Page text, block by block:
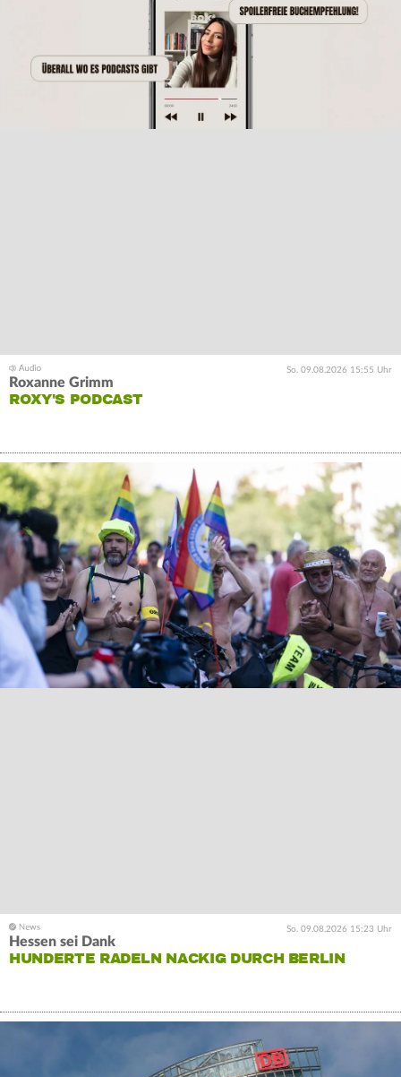
So. 09.08.2026 15:55 Uhr
Roxanne Grimm
ROXY'S PODCAST
So. 09.08.2026 15:23 Uhr
Hessen sei Dank
HUNDERTE RADELN NACKIG DURCH BERLIN